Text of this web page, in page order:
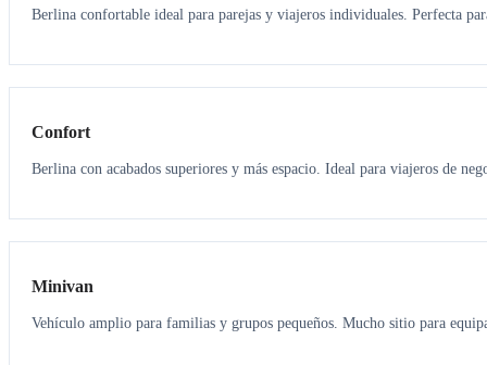
Berlina confortable ideal para parejas y viajeros individuales. Perfecta
3 3
Confort
Berlina con acabados superiores y más espacio. Ideal para viajeros de
6 5
Minivan
Vehículo amplio para familias y grupos pequeños. Mucho sitio para